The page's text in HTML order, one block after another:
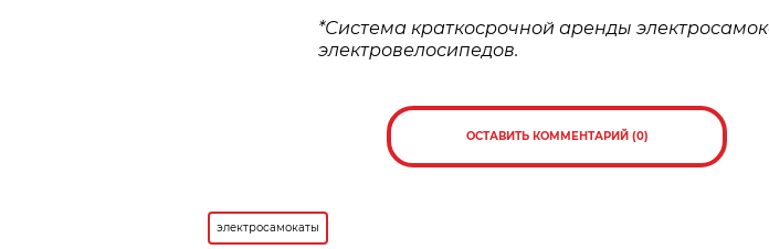
*Система краткосрочной аренды
электровелосипедов.
ОСТАВИТЬ КОММЕНТАРИЙ (0)
электросамокаты